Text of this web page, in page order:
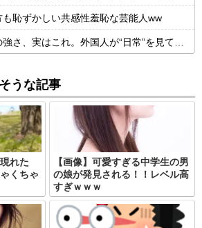
も恥ずかしい共感性羞恥な芸能人ww
実はこれ。外国人が“日常”を見て衝撃を受けた理由
うな記事
れた
くちゃ
【画像】可愛すぎる中学生の男
の娘が発見される！！レベル高
すぎｗｗｗ